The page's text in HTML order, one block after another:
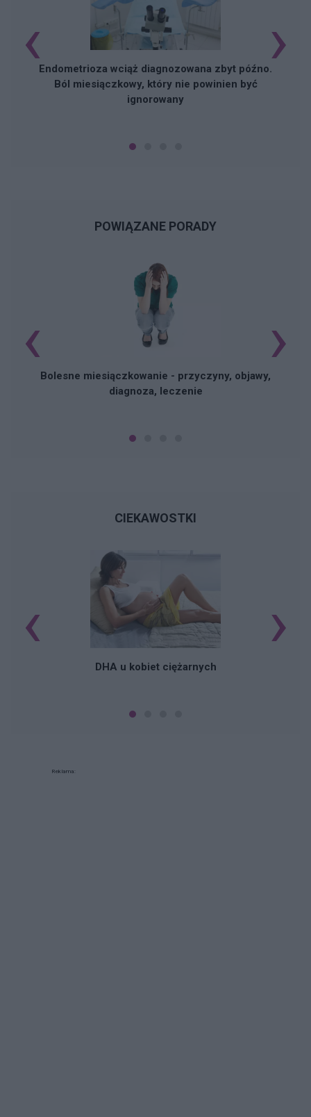
Endometrioza wciąż diagnozowana zbyt późno.
Ból miesiączkowy, który nie powinien być
ignorowany
‹ ›
POWIĄZANE PORADY
Bolesne miesiączkowanie - przyczyny, objawy,
diagnoza, leczenie
‹ ›
CIEKAWOSTKI
DHA u kobiet ciężarnych
‹ ›
Reklama: